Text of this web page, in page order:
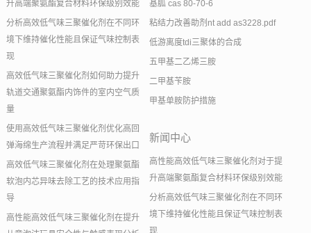
升高端聚氨酯复合材料环保级别效能
分析高效低气味三聚催化剂在不同环
境下维持催化性能且保证气味控制表
现
高效低气味三聚催化剂如何助力提升
轨道交通聚氨酯内饰件的室内空气质
量
使用高效低气味三聚催化剂优化高回
弹海绵生产流程并满足严苛环保出口
高效低气味三聚催化剂在处理聚氨酯
软泡内芯异味去除工艺的技术应用指
导
高性能高效低气味三聚催化剂在提升
基胍 cas 80-70-6
粘结力改善助剂nt add as3228.pdf
低游离度tdi三聚体的合成
五甲基二乙烯三胺
二甲基苄胺
甲基单胺防护措施
新闻中心
高性能高效低气味三聚催化剂对于提
升高端聚氨酯复合材料环保级别效能
分析高效低气味三聚催化剂在不同环
境下维持催化性能且保证气味控制表